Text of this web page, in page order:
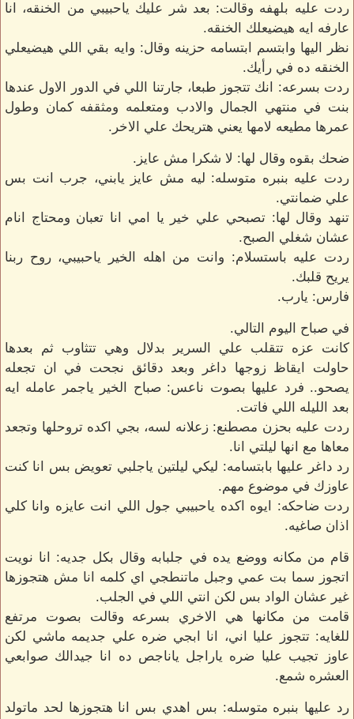
ردت عليه بلهفه وقالت: بعد شر عليك ياحبيبي من الخنقه، انا
عارفه ايه هيضيعلك الخنقه.
نظر اليها وابتسم ابتسامه حزينه وقال: وايه بقي اللي هيضيعلي
الخنقه ده في رأيك.
ردت بسرعه: انك تتجوز طبعا، جارتنا اللي في الدور الاول عندها
بنت في منتهي الجمال والادب ومتعلمه ومثقفه كمان وطول
عمرها مطيعه لامها يعني هتريحك علي الاخر.
ضحك بقوه وقال لها: لا شكرا مش عايز.
ردت عليه بنبره متوسله: ليه مش عايز يابني، جرب انت بس
علي ضمانتي.
تنهد وقال لها: تصبحي علي خير يا امي انا تعبان ومحتاج انام
عشان شغلي الصبح.
ردت عليه باستسلام: وانت من اهله الخير ياحبيبي، روح ربنا
يريح قلبك.
فارس: يارب.
في صباح اليوم التالي.
كانت عزه تتقلب علي السرير بدلال وهي تتثاوب ثم بعدها
حاولت ايقاظ زوجها داغر وبعد دقائق نجحت في ان تجعله
يصحو.. فرد عليها بصوت ناعس: صباح الخير ياجمر عامله ايه
بعد الليله اللي فاتت.
ردت عليه بحزن مصطنع: زعلانه لسه، بجي اكده تروحلها وتجعد
معاها مع انها ليلتي انا.
رد داغر عليها بابتسامه: ليكي ليلتين ياجلبي تعويض بس انا كنت
عاوزك في موضوع مهم.
ردت ضاحكه: ايوه اكده ياحبيبي جول اللي انت عايزه وانا كلي
اذان صاغيه.
قام من مكانه ووضع يده في جلبابه وقال بكل جديه: انا نويت
اتجوز سما بت عمي وجبل ماتنطجي اي كلمه انا مش هتجوزها
غير عشان الواد بس لكن انتي اللي في الجلب.
قامت من مكانها هي الاخري بسرعه وقالت بصوت مرتفع
للغايه: تتجوز عليا اني، انا ابجي ضره علي جديمه ماشي لكن
عاوز تجيب عليا ضره ياراجل ياناجص ده انا جيدالك صوابعي
العشره شمع.
رد عليها بنبره متوسله: بس اهدي بس انا هتجوزها لحد ماتولد